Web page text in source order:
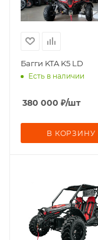
Багги KTA K5 LD
Есть в наличии
380 000 ₽/шт
В КОРЗИНУ